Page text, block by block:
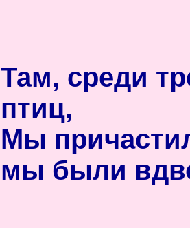
Там, среди
птиц,
Мы
мы были